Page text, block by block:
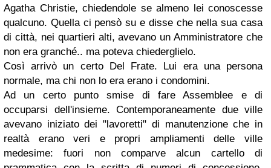
Agatha Christie, chiedendole se almeno lei conoscesse
qualcuno. Quella ci pensò su e disse che nella sua casa
di città, nei quartieri alti, avevano un Amministratore che
non era granché.. ma poteva chiederglielo.
Così arrivò un certo Del Frate. Lui era una persona
normale, ma chi non lo era erano i condomini.
Ad un certo punto smise di fare Assemblee e di
occuparsi dell'insieme. Contemporaneamente due ville
avevano iniziato dei "lavoretti" di manutenzione che in
realtà erano veri e propri ampliamenti delle ville
medesime: fuori non comparve alcun cartello di